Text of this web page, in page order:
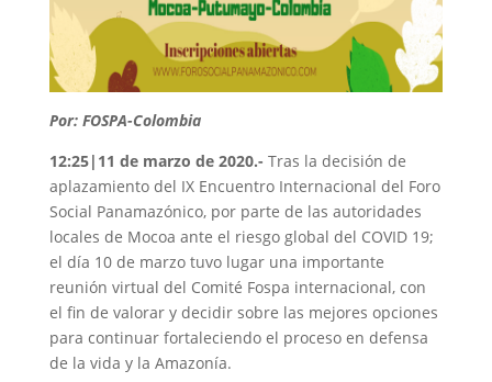
Por: FOSPA-Colombia
12:25|11 de marzo de 2020.- Tras la decisión de
aplazamiento del IX Encuentro Internacional del Foro
Social Panamazónico, por parte de las autoridades
locales de Mocoa ante el riesgo global del COVID 19;
el día 10 de marzo tuvo lugar una importante
reunión virtual del Comité Fospa internacional, con
el fin de valorar y decidir sobre las mejores opciones
para continuar fortaleciendo el proceso en defensa
de la vida y la Amazonía.